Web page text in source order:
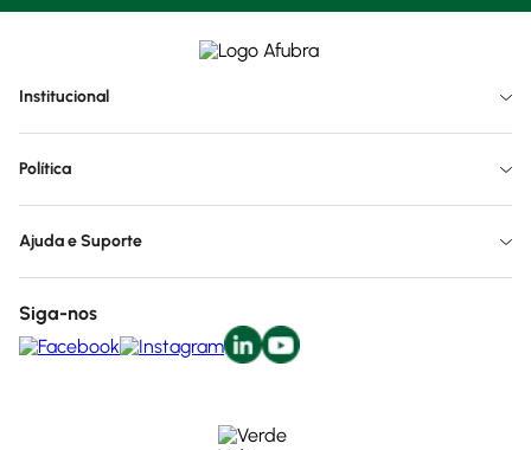
Institucional
Política
Ajuda e Suporte
Siga-nos